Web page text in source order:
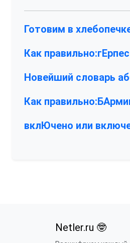
Готовим в
Как
Новейший словарь
Как
вклЮчено или
Netler.ru 🤓